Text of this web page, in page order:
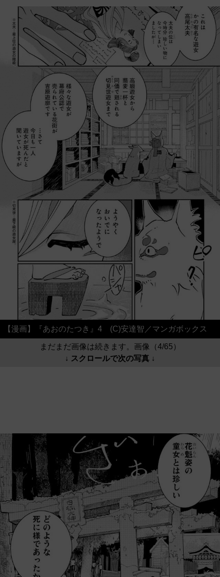
【漫画】『あおのたつき』4 (C)安達智／マンガボックス
まだまだ画像は続きます。画像（4/65）
↓ スクロールで次の写真 ↓